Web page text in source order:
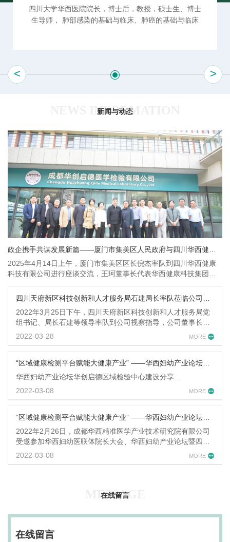
四川大学华西医院院长，博士后，教授，硕士生、博士
生导师， 肺部感染的基础与临床、肺癌的基础与临床
>
<
NEWS INFORMATION
新闻与动态
2025年4月14日上午，厦门市集美区区长倪杰率队到四川华西健康
科技有限公司进行座谈交流，王珂董事长代表华西健康科技集团对
精准产业技术研究院成果展示厅及华创启德医学检验实验室，同行
的有四川大学华西厦门医院院办主任郭林佳、成都华西精准医学产
业技术研究有限公司副总经理朱晟、成都华创启德医学检验有限公
司总经理黄亨建、常务副总经理罗一捷、副总经理邹云等相关负责
人...
2022年3月25日下午，四川天府新区科技创新和人才服务局党
组书记、局长石建等领导率队到公司视察指导，公司董事长王
珂、财务总监朱晟,成都华创启德医学检验有限公司总经理黄亨
2022-03-28
华西妇幼产业论坛华创启德区域检验中心建设分享...
2022-03-08
2022年2月26日，成都华西精准医学产业技术研究院有限公司
受邀参加华西妇幼医联体院长大会、华西妇幼产业论坛暨四川
省医院协会妇幼健康管理分会常务理事会议...
2022-03-08
MESSAGE
在线留言
在线留言